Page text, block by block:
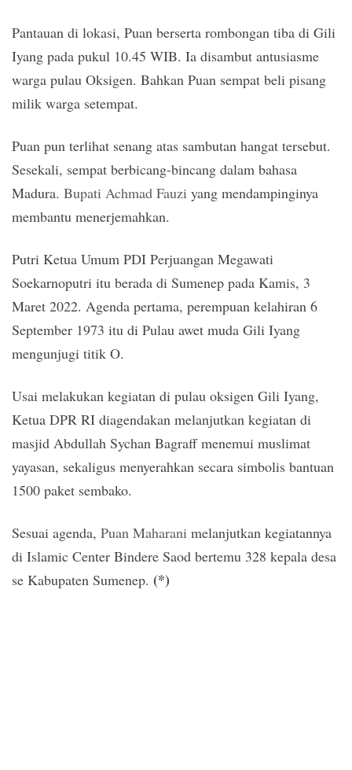
Pantauan di lokasi, Puan berserta rombongan tiba di Gili
Iyang pada pukul 10.45 WIB. Ia disambut antusiasme
warga pulau Oksigen. Bahkan Puan sempat beli pisang
milik warga setempat.
Puan pun terlihat senang atas sambutan hangat tersebut.
Sesekali, sempat berbicang-bincang dalam bahasa
Madura. Bupati Achmad Fauzi yang mendampinginya
membantu menerjemahkan.
Putri Ketua Umum PDI Perjuangan Megawati
Soekarnoputri itu berada di Sumenep pada Kamis, 3
Maret 2022. Agenda pertama, perempuan kelahiran 6
September 1973 itu di Pulau awet muda Gili Iyang
mengunjugi titik O.
Usai melakukan kegiatan di pulau oksigen Gili Iyang,
Ketua DPR RI diagendakan melanjutkan kegiatan di
masjid Abdullah Sychan Bagraff menemui muslimat
yayasan, sekaligus menyerahkan secara simbolis bantuan
1500 paket sembako.
Sesuai agenda, Puan Maharani melanjutkan kegiatannya
di Islamic Center Bindere Saod bertemu 328 kepala desa
se Kabupaten Sumenep. (*)